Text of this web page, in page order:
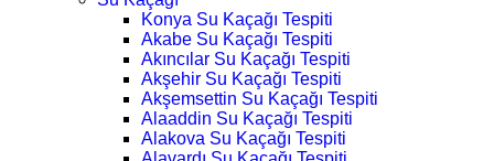
Konya Su Kaçağı Tespiti
Akabe Su Kaçağı Tespiti
Akıncılar Su Kaçağı Tespiti
Akşehir Su Kaçağı Tespiti
Akşemsettin Su Kaçağı Tespiti
Alaaddin Su Kaçağı Tespiti
Alakova Su Kaçağı Tespiti